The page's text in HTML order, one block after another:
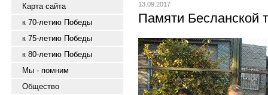
Карта сайта
к 70-летию Победы
к 75-летию Победы
к 80-летию Победы
Мы - помним
Общество
13.09.2017
Памяти Бесланской